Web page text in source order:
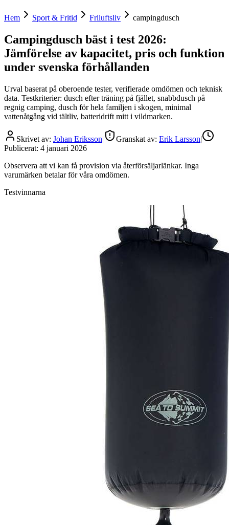
Hem Sport & Fritid Friluftsliv campingdusch
Campingdusch bäst i test 2026:
Jämförelse av kapacitet, pris och funktion
under svenska förhållanden
Urval baserat på oberoende tester, verifierade omdömen och teknisk
data. Testkriterier: dusch efter träning på fjället, snabbdusch på
regnig camping, dusch för hela familjen i skogen, minimal
vattenåtgång vid tältliv, batteridrift mitt i vildmarken.
Skrivet av: Johan Eriksson| Granskat av: Erik Larsson|
Publicerat: 4 januari 2026
Observera att vi kan få provision via återförsäljarlänkar. Inga
varumärken betalar för våra omdömen.
Testvinnarna